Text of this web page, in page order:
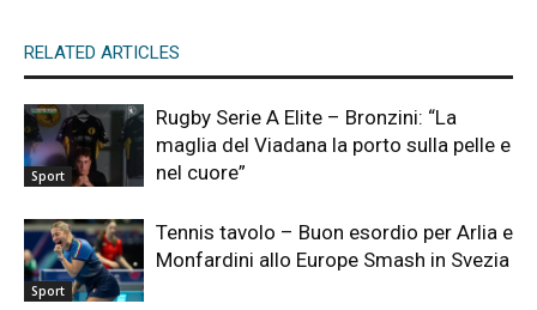
RELATED ARTICLES
Sport
Rugby Serie A Elite – Bronzini: “La
maglia del Viadana la porto sulla pelle e
nel cuore”
Sport
Tennis tavolo – Buon esordio per Arlia e
Monfardini allo Europe Smash in Svezia